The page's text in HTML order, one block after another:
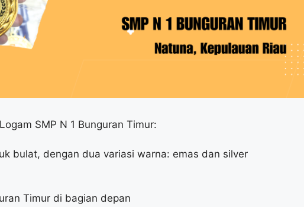
SMP N 1 Bunguran Timur:
bulat, dengan dua variasi warna: emas dan silver
Timur di bagian depan